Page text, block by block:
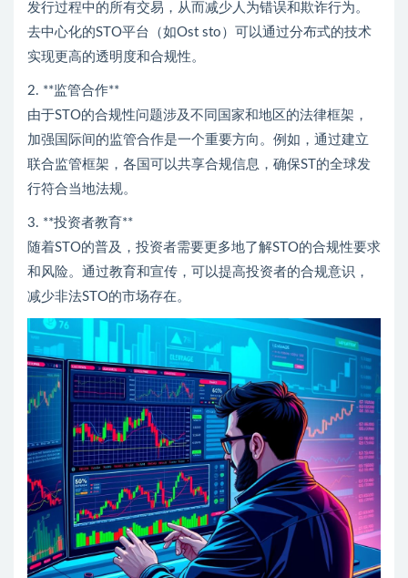
发行过程中的所有交易，从而减少人为错误和欺诈行为。
去中心化的STO平台（如Ost sto）可以通过分布式的技术
实现更高的透明度和合规性。
2. **监管合作**
由于STO的合规性问题涉及不同国家和地区的法律框架，
加强国际间的监管合作是一个重要方向。例如，通过建立
联合监管框架，各国可以共享合规信息，确保ST的全球发
行符合当地法规。
3. **投资者教育**
随着STO的普及，投资者需要更多地了解STO的合规性要求
和风险。通过教育和宣传，可以提高投资者的合规意识，
减少非法STO的市场存在。